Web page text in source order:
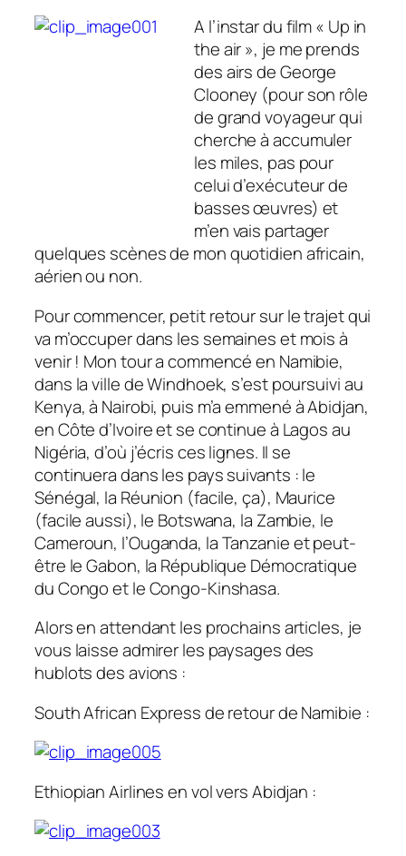
A l’instar du film « Up in
the air », je me prends
des airs de George
Clooney (pour son rôle
de grand voyageur qui
cherche à accumuler
les miles, pas pour
celui d’exécuteur de
basses œuvres) et
m’en vais partager
quelques scènes de mon quotidien africain,
aérien ou non.
Pour commencer, petit retour sur le trajet qui
va m’occuper dans les semaines et mois à
venir ! Mon tour a commencé en Namibie,
dans la ville de Windhoek, s’est poursuivi au
Kenya, à Nairobi, puis m’a emmené à Abidjan,
en Côte d’Ivoire et se continue à Lagos au
Nigéria, d’où j’écris ces lignes. Il se
continuera dans les pays suivants : le
Sénégal, la Réunion (facile, ça), Maurice
(facile aussi), le Botswana, la Zambie, le
Cameroun, l’Ouganda, la Tanzanie et peut-
être le Gabon, la République Démocratique
du Congo et le Congo-Kinshasa.
Alors en attendant les prochains articles, je
vous laisse admirer les paysages des
hublots des avions :
South African Express de retour de Namibie :
Ethiopian Airlines en vol vers Abidjan :